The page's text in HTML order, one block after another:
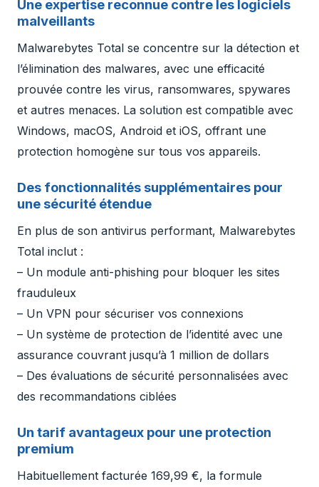
Une expertise reconnue contre les logiciels
malveillants
Malwarebytes Total se concentre sur la détection et
l’élimination des malwares, avec une efficacité
prouvée contre les virus, ransomwares, spywares
et autres menaces. La solution est compatible avec
Windows, macOS, Android et iOS, offrant une
protection homogène sur tous vos appareils.
Des fonctionnalités supplémentaires pour
une sécurité étendue
En plus de son antivirus performant, Malwarebytes
Total inclut :
– Un module anti-phishing pour bloquer les sites
frauduleux
– Un VPN pour sécuriser vos connexions
– Un système de protection de l’identité avec une
assurance couvrant jusqu’à 1 million de dollars
– Des évaluations de sécurité personnalisées avec
des recommandations ciblées
Un tarif avantageux pour une protection
premium
Habituellement facturée 169,99 €, la formule